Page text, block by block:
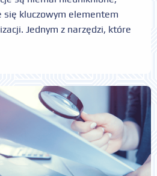
się kluczowym elementem
Jednym z narzędzi, które